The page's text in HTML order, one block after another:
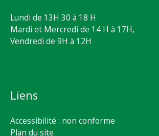
Lundi de 13H 30 à 18 H
Mardi et Mercredi de 14 H à 17H,
Vendredi de 9H à 12H
Liens
Accessibilité : non conforme
Plan du site